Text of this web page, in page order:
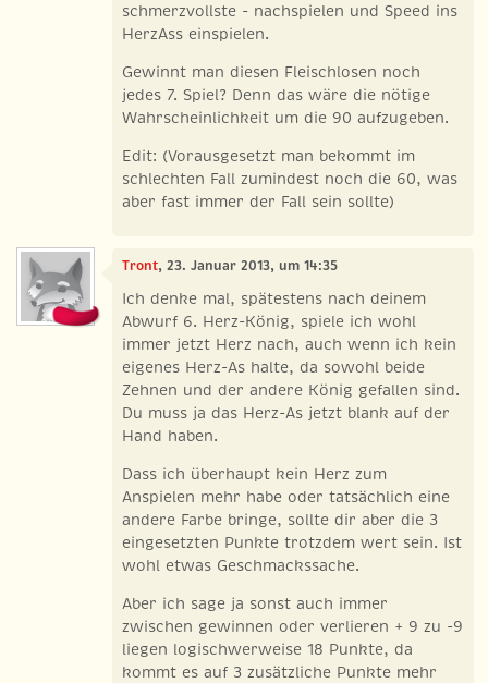
schmerzvollste - nachspielen und Speed ins
HerzAss einspielen.
Gewinnt man diesen Fleischlosen noch
jedes 7. Spiel? Denn das wäre die nötige
Wahrscheinlichkeit um die 90 aufzugeben.
Edit: (Vorausgesetzt man bekommt im
schlechten Fall zumindest noch die 60, was
aber fast immer der Fall sein sollte)
Tront, 23. Januar 2013, um 14:35
Ich denke mal, spätestens nach deinem
Abwurf 6. Herz-König, spiele ich wohl
immer jetzt Herz nach, auch wenn ich kein
eigenes Herz-As halte, da sowohl beide
Zehnen und der andere König gefallen sind.
Du muss ja das Herz-As jetzt blank auf der
Hand haben.
Dass ich überhaupt kein Herz zum
Anspielen mehr habe oder tatsächlich eine
andere Farbe bringe, sollte dir aber die 3
eingesetzten Punkte trotzdem wert sein. Ist
wohl etwas Geschmackssache.
Aber ich sage ja sonst auch immer
zwischen gewinnen oder verlieren + 9 zu -9
liegen logischwerweise 18 Punkte, da
kommt es auf 3 zusätzliche Punkte mehr